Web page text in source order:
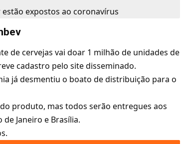
expostos ao coronavírus
de cervejas vai doar 1 milhão de unidades de
cadastro pelo site disseminado.
já desmentiu o boato de distribuição para o
produto, mas todos serão entregues aos
Janeiro e Brasília.